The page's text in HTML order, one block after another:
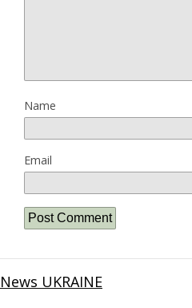
Name
Email
News UKRAINE